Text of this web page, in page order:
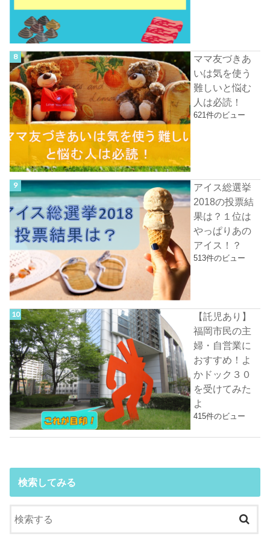
ママ友づきあ
いは気を使う
難しいと悩む
人は必読！
621件のビュー
アイス総選挙
2018の投票結
果は？１位は
やっぱりあの
アイス！？
513件のビュー
【託児あり】
福岡市民の主
婦・自営業に
おすすめ！よ
かドック３０
を受けてみた
よ
415件のビュー
検索してみる